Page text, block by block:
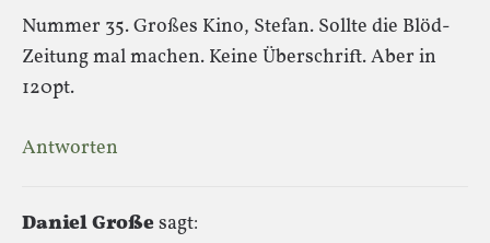
Nummer 35. Großes Kino, Stefan. Sollte die Blöd-
Zeitung mal machen. Keine Überschrift. Aber in
120pt.
Antworten
Daniel Großesagt: